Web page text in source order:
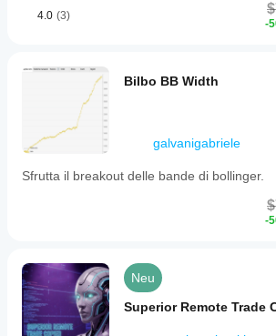
4.0 (3)
-
Bilbo BB Width
galvanigabriele
Sfrutta il breakout delle bande di bollinger.
-
Neu
Superior Remote Trade